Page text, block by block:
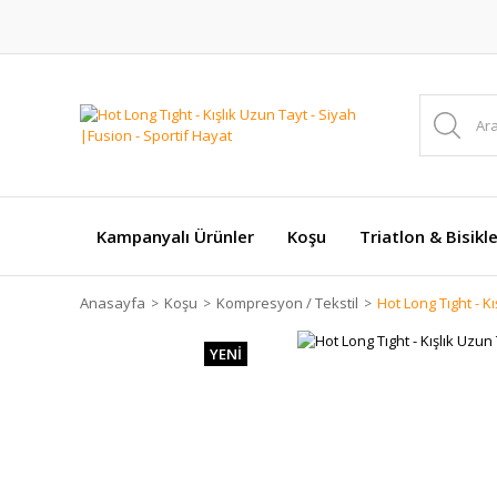
Kampanyalı Ürünler Koşu Triatlon &
Anasayfa Koşu Kompresyon / Tekstil Hot Long Tıght -
YENİ